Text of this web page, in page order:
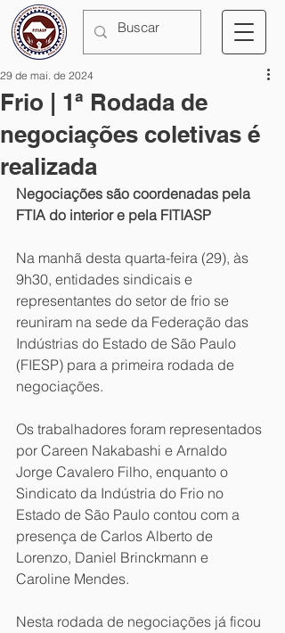
Frio | 1ª Rodada de
negociações coletivas é
realizada
29 de mai. de 2024
Negociações são coordenadas pela
FTIA do interior e pela FITIASP
Na manhã desta quarta-feira (29), às
9h30, entidades sindicais e
representantes do setor de frio se
reuniram na sede da Federação das
Indústrias do Estado de São Paulo
(FIESP) para a primeira rodada de
negociações.
Os trabalhadores foram representados
por Careen Nakabashi e Arnaldo
Jorge Cavalero Filho, enquanto o
Sindicato da Indústria do Frio no
Estado de São Paulo contou com a
presença de Carlos Alberto de
Lorenzo, Daniel Brinckmann e
Caroline Mendes.
Nesta rodada de negociações já ficou